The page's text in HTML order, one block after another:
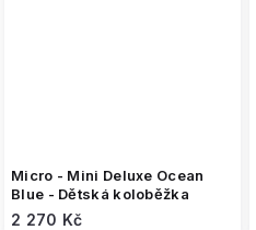
Micro - Mini Deluxe Ocean
Blue - Dětská koloběžka
2 270 Kč